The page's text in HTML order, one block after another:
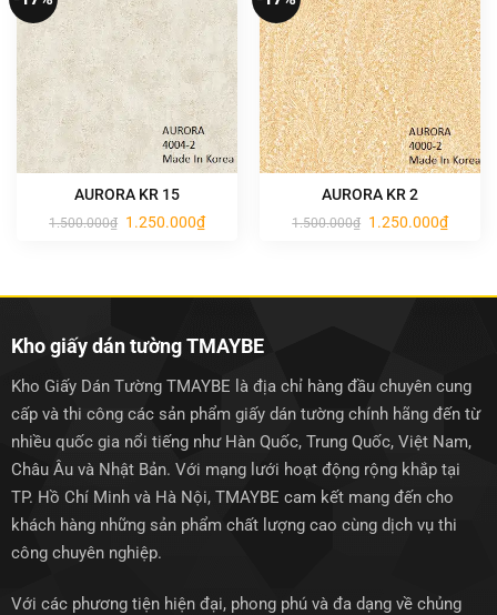
AURORA KR 15
1.500.000₫ Giá
gốc
1.250.000₫Giá
hiện
AURORA KR 2
1.500.000₫ Giá
gốc
1.250.000₫Giá
hiện
Kho giấy dán tường TMAYBE
Kho Giấy Dán Tường TMAYBE là địa chỉ hàng đầu chuyên cung
cấp và thi công các sản phẩm giấy dán tường chính hãng đến từ
nhiều quốc gia nổi tiếng như Hàn Quốc, Trung Quốc, Việt Nam,
Châu Âu và Nhật Bản. Với mạng lưới hoạt động rộng khắp tại
TP. Hồ Chí Minh và Hà Nội, TMAYBE cam kết mang đến cho
khách hàng những sản phẩm chất lượng cao cùng dịch vụ thi
công chuyên nghiệp.
Với các phương tiện hiện đại, phong phú và đa dạng về chủng